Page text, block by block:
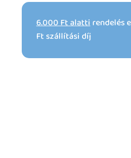
6.000 Ft alattirendelés
Ft szállítási díj